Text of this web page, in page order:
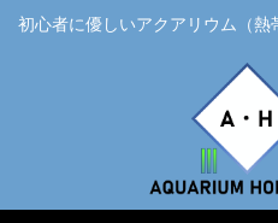
初心者に優しいアクアリウム（熱